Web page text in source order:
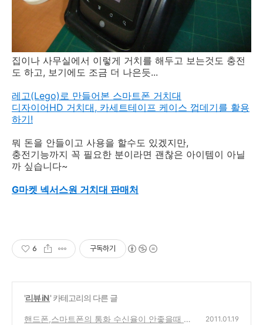
집이나 사무실에서 이렇게 거치를 해두고 보는것도 충전
도 하고, 보기에도 조금 더 나은듯...
레고(Lego)로 만들어본 스마트폰 거치대
디자이어HD 거치대, 카세트테이프 케이스 껍데기를 활용
하기!
뭐 돈을 안들이고 사용을 할수도 있겠지만,
충전기능까지 꼭 필요한 분이라면 괜찮은 아이템이 아닐
까 싶습니다~
G마켓 넥서스원 거치대 판매처
6 구독하기
'리뷰 iN' 카테고리의 다른 글
핸드폰,스마트폰의 통화 수신율이 안좋을때 K
2011.01.19